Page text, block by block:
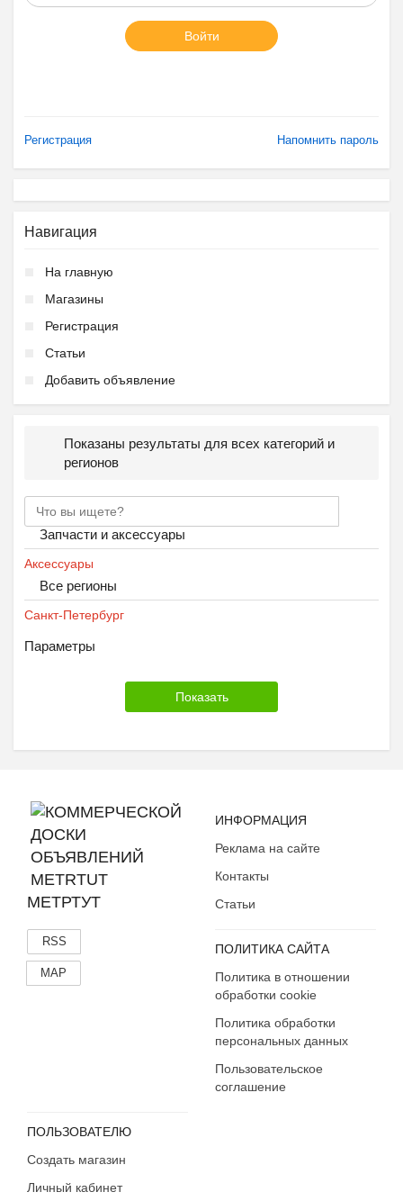
Войти
Регистрация Напомнить пароль
Навигация
На главную
Магазины
Регистрация
Статьи
Добавить объявление
Показаны результаты для всех категорий и
регионов
Запчасти и аксессуары
Аксессуары
Все регионы
Санкт-Петербург
Параметры
МЕТРТУТ
RSS
MAP
ИНФОРМАЦИЯ
Реклама на сайте
Контакты
Статьи
ПОЛИТИКА САЙТА
Политика в отношении
обработки cookie
Политика обработки
персональных данных
Пользовательское
соглашение
ПОЛЬЗОВАТЕЛЮ
Создать магазин
Личный кабинет